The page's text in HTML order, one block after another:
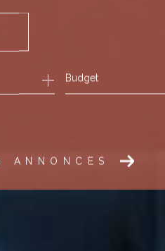
Budget
ANNONCES